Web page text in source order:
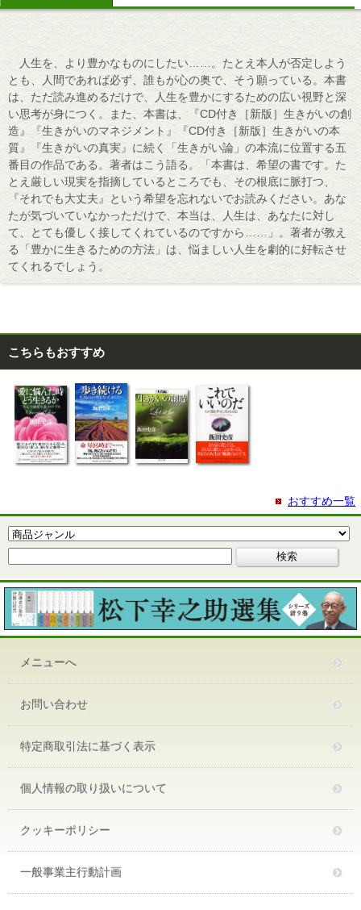
人生を、より豊かなものにしたい……。たとえ本人が否定しよう
とも、人間であれば必ず、誰もが心の奥で、そう願っている。本書
は、ただ読み進めるだけで、人生を豊かにするための広い視野と深
い思考が身につく。また、本書は、『CD付き［新版］生きがいの創
造』『生きがいのマネジメント』『CD付き［新版］生きがいの本
質』『生きがいの真実』に続く「生きがい論」の本流に位置する五
番目の作品である。著者はこう語る。「本書は、希望の書です。た
とえ厳しい現実を指摘しているところでも、その根底に脈打つ、
『それでも大丈夫』という希望を忘れないでお読みください。あな
たが気づいていなかっただけで、本当は、人生は、あなたに対し
て、とても優しく接してくれているのですから……」。著者が教え
る「豊かに生きるための方法」は、悩ましい人生を劇的に好転させ
てくれるでしょう。
こちらもおすすめ
おすすめ一覧
メニューへ
お問い合わせ
特定商取引法に基づく表示
個人情報の取り扱いについて
クッキーポリシー
一般事業主行動計画